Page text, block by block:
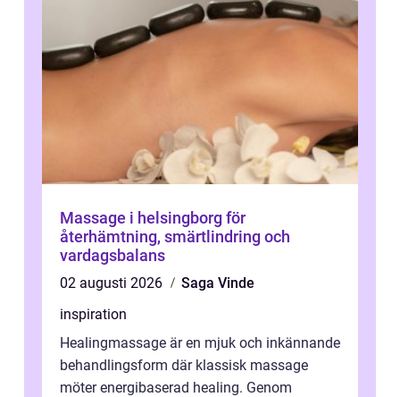
Massage i helsingborg för
återhämtning, smärtlindring och
vardagsbalans
02 augusti 2026
Saga Vinde
inspiration
Healingmassage är en mjuk och inkännande
behandlingsform där klassisk massage
möter energibaserad healing. Genom